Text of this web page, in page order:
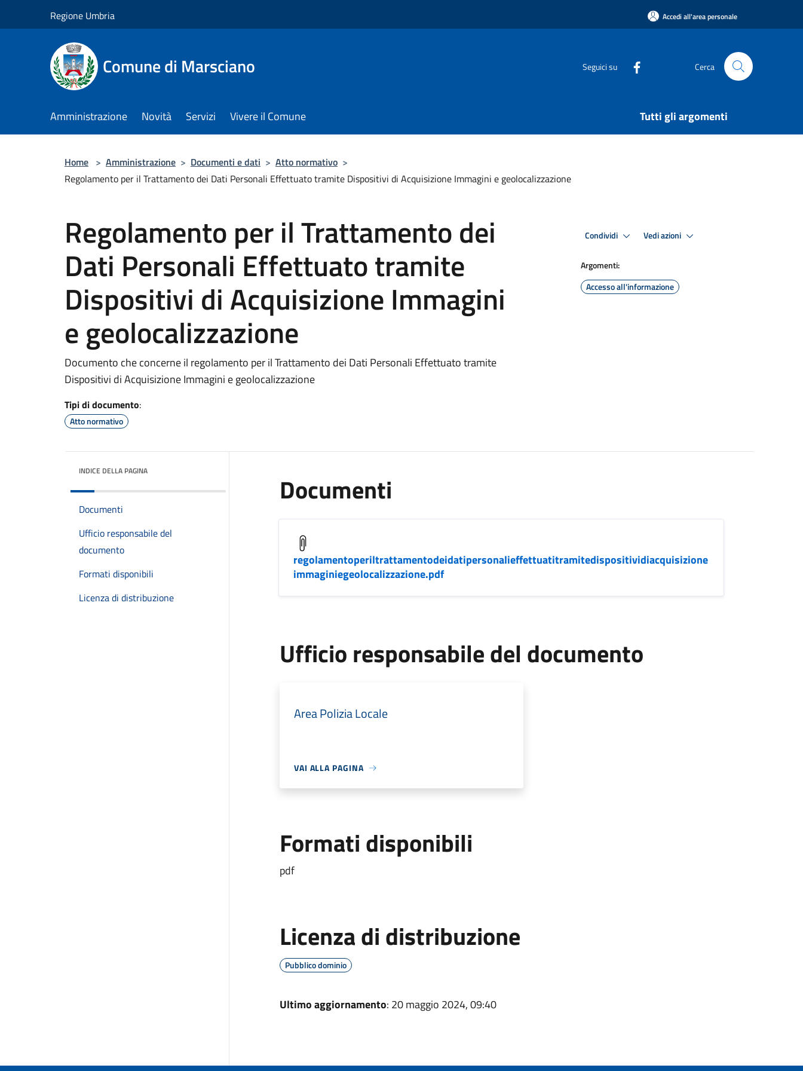
Regione Umbria Accedi all'area personale
Comune di Marsciano Seguici su Cerca
Amministrazione Novità Servizi Vivere il Comune Tutti gli argomenti
Home > Amministrazione > Documenti e dati > Atto normativo >
Regolamento per il Trattamento dei Dati Personali Effettuato tramite Dispositivi di Acquisizione Immagini e geolocalizzazione
Regolamento per il Trattamento dei
Dati Personali Effettuato tramite
Dispositivi di Acquisizione Immagini
e geolocalizzazione
Documento che concerne il regolamento per il Trattamento dei Dati Personali Effettuato tramite
Dispositivi di Acquisizione Immagini e geolocalizzazione
Tipi di documento:
Atto normativo
Condividi Vedi azioni
Argomenti:
Accesso all'informazione
INDICE DELLA PAGINA
Documenti
Ufficio responsabile del
documento
Formati disponibili
Licenza di distribuzione
Documenti
regolamentoperiltrattamentodeidatipersonalieffettuatitramitedispositividiacquisizione
immaginiegeolocalizzazione.pdf
Ufficio responsabile del documento
Area Polizia Locale
VAI ALLA PAGINA
Formati disponibili
pdf
Licenza di distribuzione
Pubblico dominio
Ultimo aggiornamento: 20 maggio 2024, 09:40